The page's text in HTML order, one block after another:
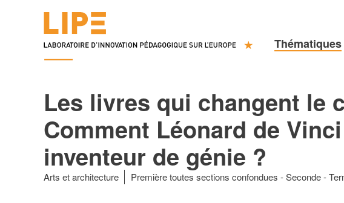
Thématiques
Les livres qui changent le
Comment Léonard de
inventeur de génie ?
Arts et architecture Première toutes sections confondues Seconde